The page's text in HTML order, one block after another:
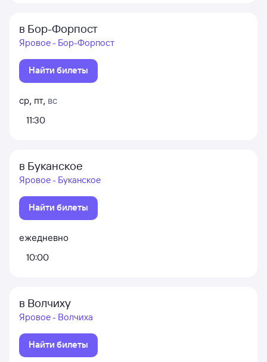
в Бор-Форпост
Яровое - Бор-Форпост
Найти билеты
ср, пт, вс
11:30
в Буканское
Яровое - Буканское
Найти билеты
ежедневно
10:00
в Волчиху
Яровое - Волчиха
Найти билеты